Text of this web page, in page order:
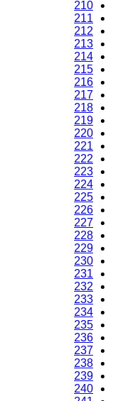
210
211
212
213
214
215
216
217
218
219
220
221
222
223
224
225
226
227
228
229
230
231
232
233
234
235
236
237
238
239
240